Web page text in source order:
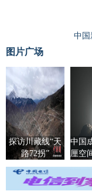
中国
图片广场
探访川藏线“天
路72拐”
中国
厘空